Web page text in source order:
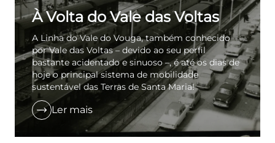
À Volta do Vale das Voltas
A Linha do Vale do Vouga, também conhecido
por Vale das Voltas – devido ao seu perfil
bastante acidentado e sinuoso –, é até os dias de
hoje o principal sistema de mobilidade
sustentável das Terras de Santa Maria!
Ler mais